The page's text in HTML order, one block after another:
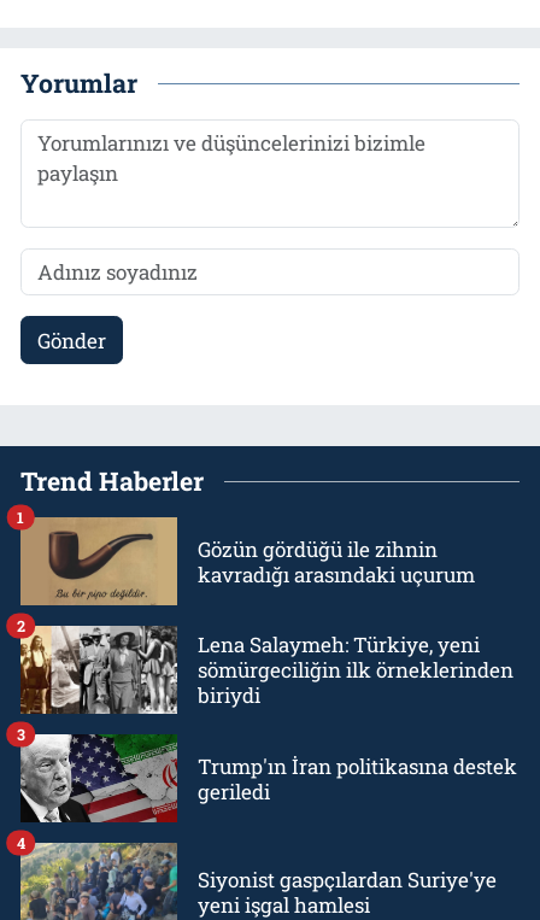
Yorumlar
Gönder
Trend Haberler
Gözün gördüğü ile zihnin
kavradığı arasındaki uçurum
1
Lena Salaymeh: Türkiye, yeni
sömürgeciliğin ilk örneklerinden
biriydi
2
Trump'ın İran politikasına destek
geriledi
3
Siyonist gaspçılardan Suriye'ye
yeni işgal hamlesi
4